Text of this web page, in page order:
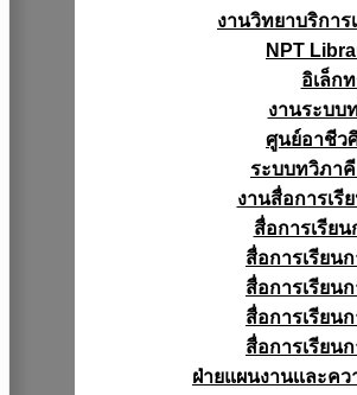
งานวิทยาบริการ
NPT
อิเล็ก
งานระบบ
ศูนย์อาชีว
ระบบทวิภาคี
งานสื่อการเรี
สื่อการเรีย
สื่อการเรียน
สื่อการเรียน
สื่อการเรียน
สื่อการเรียน
ฝ่ายแผนงานเเละค